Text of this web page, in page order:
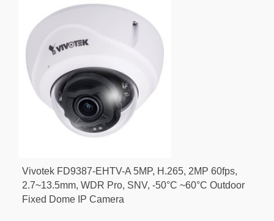
Vivotek FD9387-EHTV-A 5MP, H.265, 2MP 60fps,
2.7~13.5mm, WDR Pro, SNV, -50°C ~60°C Outdoor
Fixed Dome IP Camera